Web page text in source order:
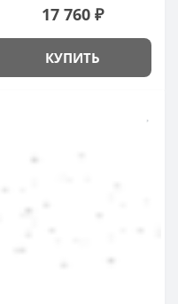
17 760 ₽
КУПИТЬ